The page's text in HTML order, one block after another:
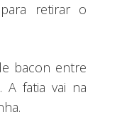
retirar o
bacon entre
fatia vai na